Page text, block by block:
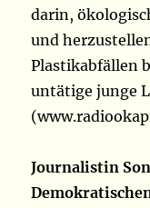
darin,
und
Plastikabfällen
untätige junge
Journalistin